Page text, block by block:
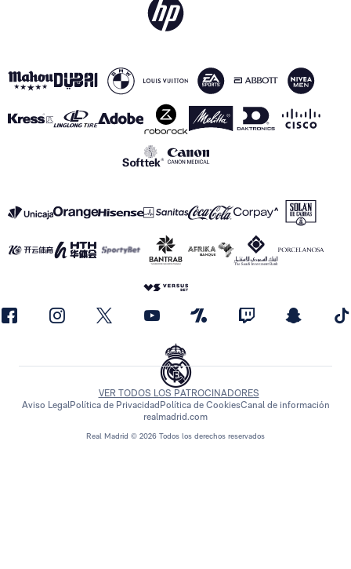
Real Madrid © 2026 Todos los derechos reservados
VER TODOS LOS PATROCINADORES
Aviso LegalPolítica de Privacidad Política de CookiesCanal de información
realmadrid.com